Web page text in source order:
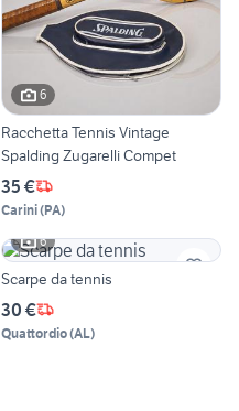
6
Racchetta Tennis Vintage
Spalding Zugarelli Compet
35 €
Carini(PA)
6
Scarpe da tennis
30 €
Quattordio(AL)